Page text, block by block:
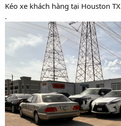
Kéo xe khách hàng tại Houston TX
.